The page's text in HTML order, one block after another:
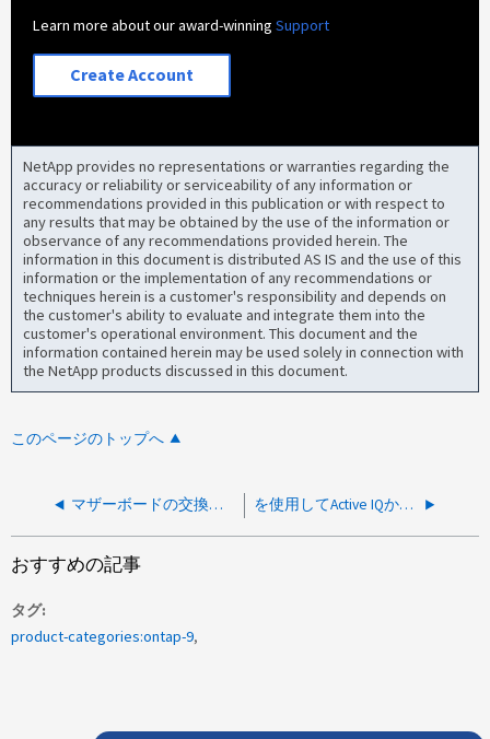
Learn more about our award-winningSupport
Create Account
NetApp provides no representations or warranties regarding the
accuracy or reliability or serviceability of any information or
recommendations provided in this publication or with respect to
any results that may be obtained by the use of the information or
observance of any recommendations provided herein. The
information in this document is distributed AS IS and the use of this
information or the implementation of any recommendations or
techniques herein is a customer's responsibility and depends on
the customer's ability to evaluate and integrate them into the
customer's operational environment. This document and the
information contained herein may be used solely in connection with
the NetApp products discussed in this document.
このページのトップへ
マザーボードの交換後にiSCSI LIFとifgrpが失われる を使用してActive IQから容量レポートを生成するAPIを特定する
おすすめの記事
タグ
product-categories:ontap-9